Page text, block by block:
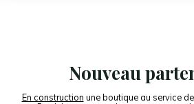
Nouveau
En construction une boutique au service